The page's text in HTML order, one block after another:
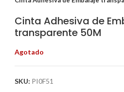
Cinta Adhesiva de
transparente 50M
Agotado
SKU: PI0F51